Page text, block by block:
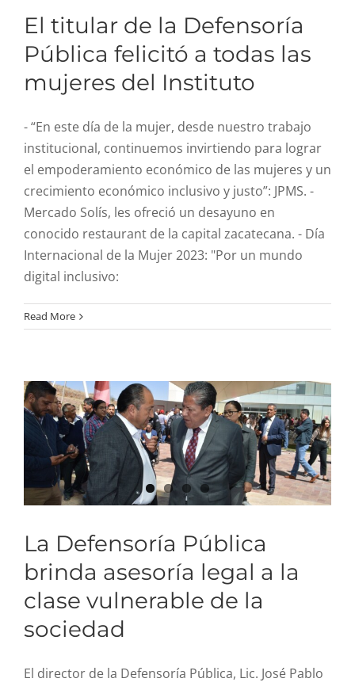
El titular de la Defensoría
Pública felicitó a todas las
mujeres del Instituto
- “En este día de la mujer, desde nuestro trabajo
institucional, continuemos invirtiendo para lograr
el empoderamiento económico de las mujeres y un
crecimiento económico inclusivo y justo”: JPMS. -
Mercado Solís, les ofreció un desayuno en
conocido restaurant de la capital zacatecana. - Día
Internacional de la Mujer 2023: "Por un mundo
digital inclusivo:
Read Morebrinda asesoría legal a la
sociedad
La Defensoría Pública
brinda asesoría legal a la
clase vulnerable de la
sociedad
El director de la Defensoría Pública, Lic. José Pablo